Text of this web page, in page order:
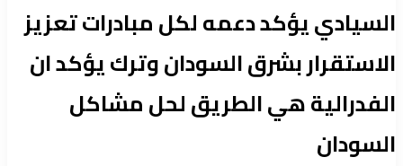
السيادي يؤكد دعمه لكل مبادرات تعزيز
الاستقرار بشرق السودان وترك يؤكد ان
الفدرالية هي الطريق لحل مشاكل
السودان